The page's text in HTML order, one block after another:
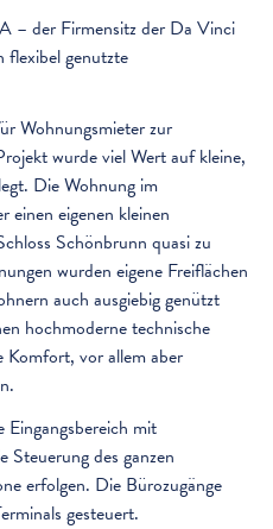
– der Firmensitz der Da Vinci
flexibel genutzte
Wohnungsmieter zur
wurde viel Wert auf kleine,
Die Wohnung im
einen eigenen kleinen
Schönbrunn quasi zu
wurden eigene Freiflächen
auch ausgiebig genützt
hochmoderne technische
Komfort, vor allem aber
Eingangsbereich mit
Steuerung des ganzen
erfolgen. Die Bürozugänge
gesteuert.